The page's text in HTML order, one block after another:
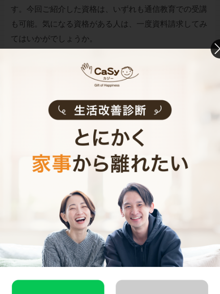
す。今回ご紹介した資格は、いずれも通信教育での受講
も可能。気になる資格がある人は、一度資料請求してみ
てはいかがでしょうか。
お財布と心が笑顔になるクラウド家事代行
CaSyは、1時間2,790円(税込)からお使いいただけるカン
タン･便利･あんしんなお掃除代行･お料理代行サービスで
す。
シンプルでお財布に優しい料金体系